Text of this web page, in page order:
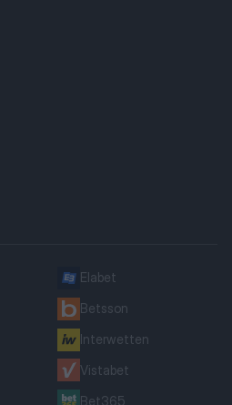
Elabet
Betsson
Interwetten
Vistabet
Bet365